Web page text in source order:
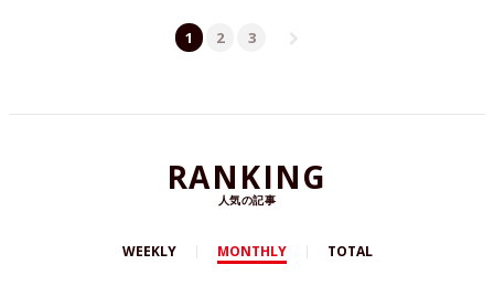
1 2 3
RANKING
人気の記事
WEEKLY MONTHLY TOTAL